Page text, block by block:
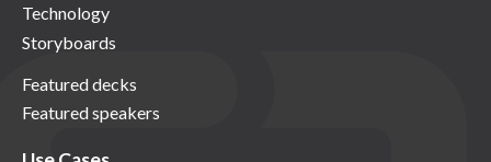
Technology
Storyboards
Featured decks
Featured speakers